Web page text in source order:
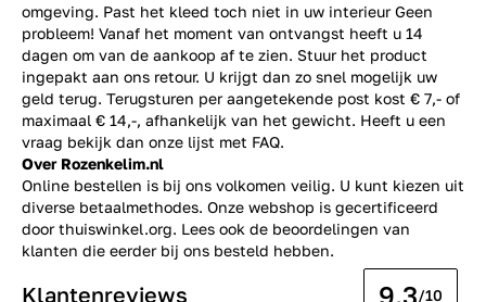
omgeving. Past het kleed toch niet in uw interieur Geen
probleem! Vanaf het moment van ontvangst heeft u 14
dagen om van de aankoop af te zien. Stuur het product
ingepakt aan ons retour. U krijgt dan zo snel mogelijk uw
geld terug. Terugsturen per aangetekende post kost € 7,- of
maximaal € 14,-, afhankelijk van het gewicht. Heeft u een
vraag bekijk dan onze lijst met FAQ.
Over Rozenkelim.nl
Online bestellen is bij ons volkomen veilig. U kunt kiezen uit
diverse betaalmethodes. Onze webshop is gecertificeerd
door thuiswinkel.org. Lees ook de beoordelingen van
klanten die eerder bij ons besteld hebben.
Klantenreviews 9.3/10